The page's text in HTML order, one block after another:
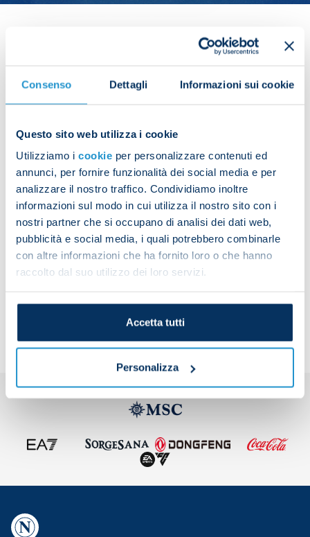
Consenso Dettagli Informazioni sui cookie
Questo sito web utilizza i cookie
Utilizziamo i cookie per personalizzare contenuti ed
annunci, per fornire funzionalità dei social media e per
analizzare il nostro traffico. Condividiamo inoltre
informazioni sul modo in cui utilizza il nostro sito con i
nostri partner che si occupano di analisi dei dati web,
pubblicità e social media, i quali potrebbero combinarle
con altre informazioni che ha fornito loro o che hanno
raccolto dal suo utilizzo dei loro servizi.
Accetta tutti
Personalizza
Sassuolo v Napoli, kicking off at 20:45 CET this
He will be assisted by Galleto and Tolfo, Orsato will
be on fourth official duties, while manning VAR will
be Doveri and Banti.
It's the first time Colombo takes charge of a Napoli
fixture this season.
team